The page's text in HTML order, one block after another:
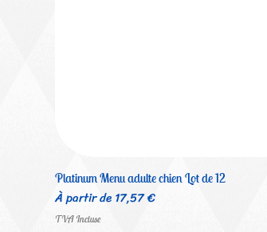
Platinum Menu adulte chien Lot de 12
À partir de17,57 €
Prix promotionnel
TVA Incluse